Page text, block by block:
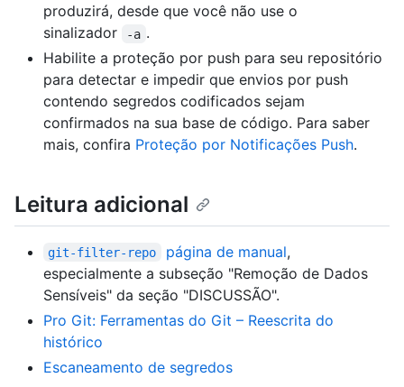
produzirá, desde que você não use o
sinalizador
-a .
Habilite a proteção por push para seu repositório
para detectar e impedir que envios por push
contendo segredos codificados sejam
confirmados na sua base de código. Para saber
mais, confira Proteção por Notificações Push.
Leitura adicional
git-filter-repo página de manual,
especialmente a subseção "Remoção de Dados
Sensíveis" da seção "DISCUSSÃO".
Pro Git: Ferramentas do Git – Reescrita do
histórico
Escaneamento de segredos